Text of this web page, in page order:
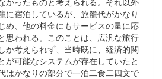
に宿泊しているが、旅籠代がかなり
め、他の料金にもサービスの量に応
思われる。このことは、広汎な旅行
か考えられず、当時既に、経済的関
が可能なシステムが存在していたと
はかなりの部分で一泊二食二四文で